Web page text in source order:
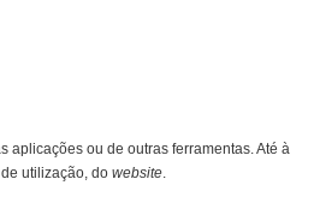
aplicações ou de outras ferramentas. Até à
utilização, do website.